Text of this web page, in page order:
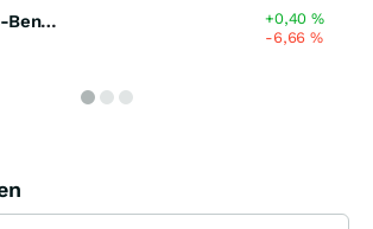
Mercedes-Benz Group +0,40%
-6,66%